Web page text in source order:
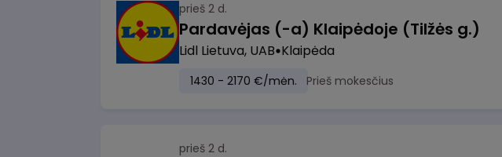
prieš 2 d.
Pardavėjas (-a) Klaipėdoje (Tilžės g.)
Lidl Lietuva, UAB Klaipėda
1430 - 2170 €/mėn. Prieš mokesčius
prieš 2 d.